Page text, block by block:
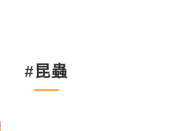
#昆蟲